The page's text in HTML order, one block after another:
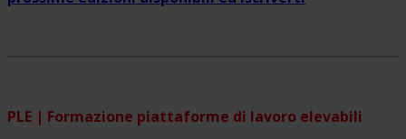
PLE | Formazione piattaforme di lavoro elevabili